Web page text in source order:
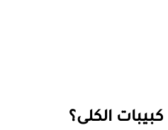
الكلى؟